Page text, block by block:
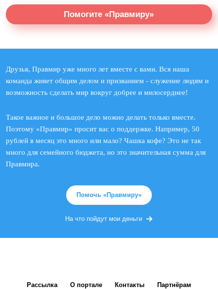
Помогите «Правмиру»
Друзья, Правмир уже много лет вместе с вами. Вся наша
команда живет общим делом и призванием - служение людям и
возможность сделать мир вокруг добрее и милосерднее!
Такое важное и большое дело можно делать только вместе.
Поэтому «Правмир» просит вас о поддержке. Например, 50
рублей в месяц это много или мало? Чашка кофе? Это не так
много для семейного бюджета, но это значительная сумма для
Правмира.
Помочь «Правмиру»
На что пойдут мои деньги
Рассылка О портале Контакты Партнёрам